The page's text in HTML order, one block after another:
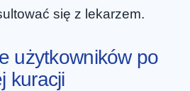
się z lekarzem.
użytkowników po
kuracji